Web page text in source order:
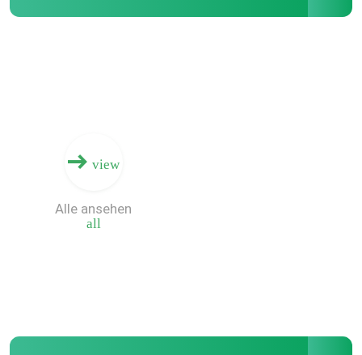
view
all
Alle ansehen